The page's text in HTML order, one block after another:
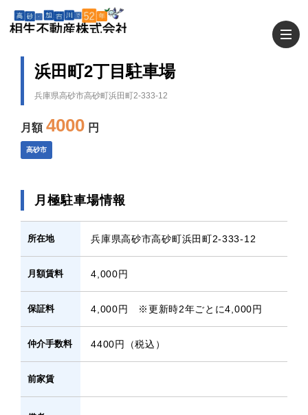
浜田町2丁目駐車場
兵庫県高砂市高砂町浜田町2-333-12
月額 4000 円
高砂市
月極駐車場情報
所在地 兵庫県高砂市高砂町浜田町2-333-12
月額賃料 4,000円
保証料 4,000円 ※更新時2年ごとに4,000円
仲介手数料 4400円（税込）
前家賃